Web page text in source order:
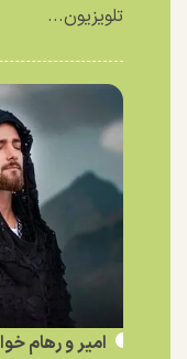
تلویزیون...
امیر و رهام